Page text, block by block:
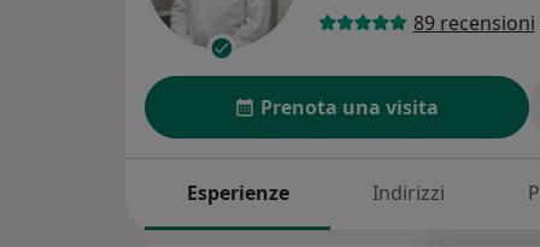
89 recensioni
Prenota una visita
Esperienze Indirizzi